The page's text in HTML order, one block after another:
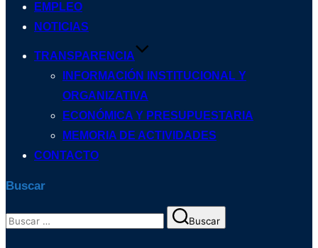
EMPLEO
NOTICIAS
TRANSPARENCIA
INFORMACIÓN INSTITUCIONAL Y
ORGANIZATIVA
ECONÓMICA Y PRESUPUESTARIA
MEMORIA DE ACTIVIDADES
CONTACTO
Buscar
Buscar:
Buscar